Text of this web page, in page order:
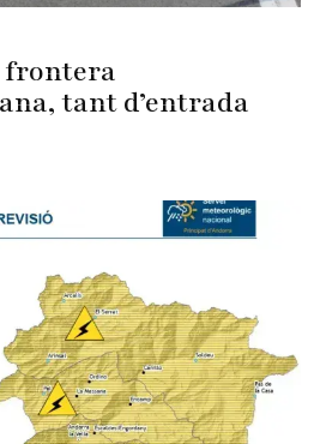
frontera
tant d’entrada